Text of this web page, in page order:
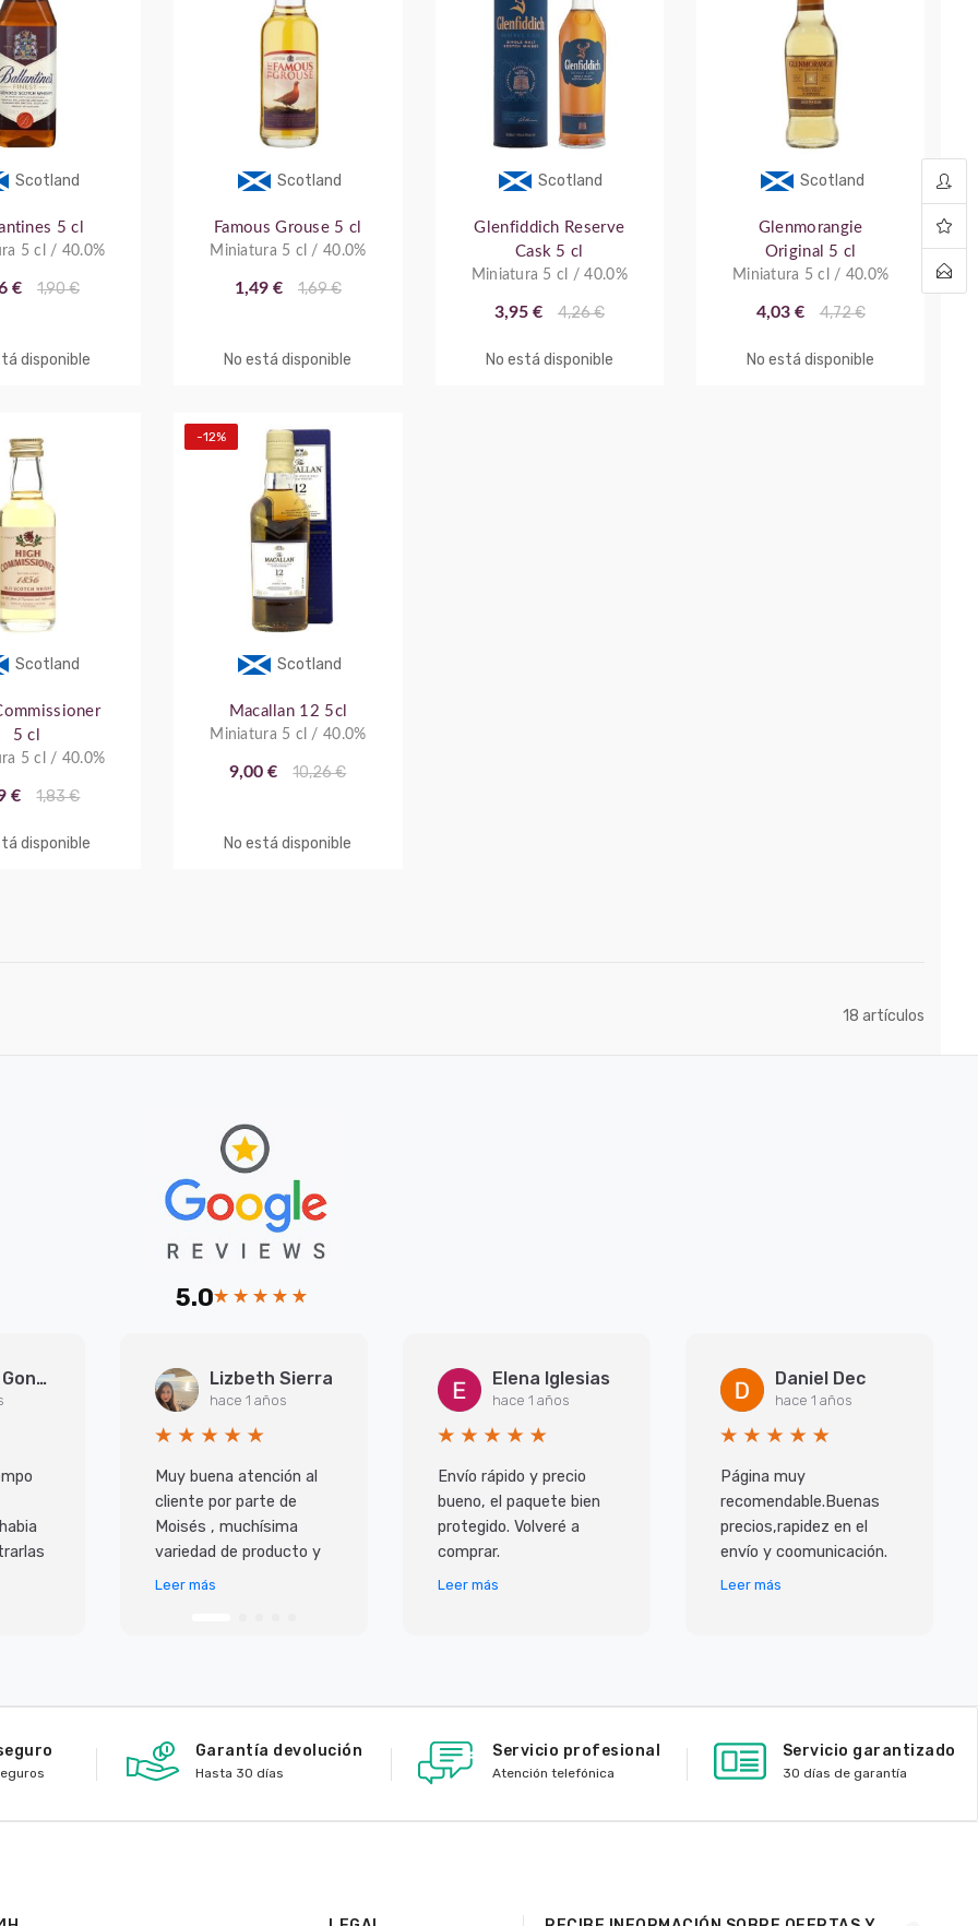
Scotland
5 cl
5 cl / 40.0%
€ 1,90 €
disponible
Scotland
Famous Grouse 5 cl
Miniatura 5 cl / 40.0%
1,49 € 1,69 €
No está disponible
Scotland
Glenfiddich Reserve
Cask 5 cl
Miniatura 5 cl / 40.0%
3,95 € 4,26 €
No está disponible
Scotland
Glenmorangie
Original 5 cl
Miniatura 5 cl / 40.0%
4,03 € 4,72 €
No está disponible
Scotland
5 cl
5 cl / 40.0%
€ 1,83 €
disponible
Scotland
-12%
Macallan 12 5cl
Miniatura 5 cl / 40.0%
9,00 € 10,26 €
No está disponible
18 artículos
5.0
Arantxa Gonzalez Martinez Lizbeth Sierra
hace 1 años
Muy buena atención al
cliente por parte de
Moisés , muchísima
variedad de producto y
lo mejor es que todo
Leer más
Elena Iglesias
hace 1 años
Envío rápido y precio
bueno, el paquete bien
protegido. Volveré a
comprar.
Leer más
Daniel Dec
hace 1 años
Página muy
recomendable.Buenas
precios,rapidez en el
envío y coomunicación.
Leer más
Garantía devolución
Hasta 30 días
Servicio profesional
Atención telefónica
Servicio garantizado
30 días de garantía